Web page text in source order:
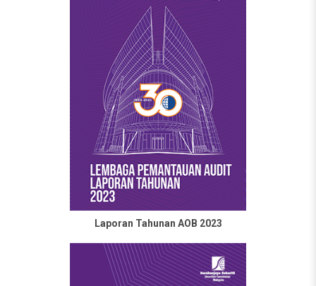
Laporan Tahunan AOB 2023